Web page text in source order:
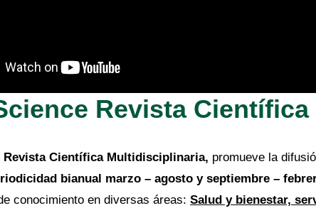
Revista
Revista Científica Multidisciplinaria, promueve la
bianual marzo – agosto y septiembre –
conocimiento en diversas áreas: Salud y bienestar,